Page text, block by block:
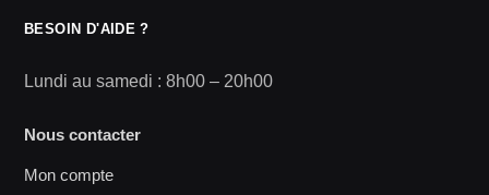
BESOIN D'AIDE ?
Lundi au samedi : 8h00 – 20h00
Nous contacter
Mon compte